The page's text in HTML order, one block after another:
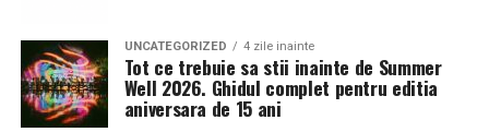
direct cu echipamente moderne și tablete
electronice pentru simularea sarcinilor de lucru.
Conștientizarea amprentei de mediu:
Incepand cu luni, 3.08, batarile pot fi comandate si prin
aplicatia WOLT.
UNCATEGORIZED 4 zile inainte
Tot ce trebuie sa stii inainte de Summer
Well 2026. Ghidul complet pentru editia
aniversara de 15 ani